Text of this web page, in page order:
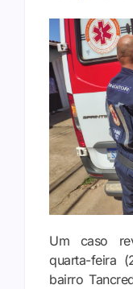
Um caso
quarta-feira
bairro